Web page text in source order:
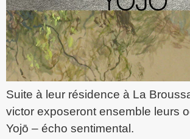
Suite à leur résidence à La
victor exposeront ensemble leurs
Yojō – écho sentimental.